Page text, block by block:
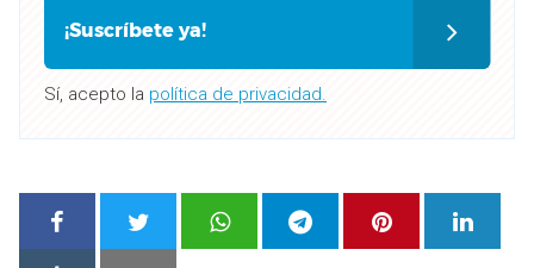
¡Suscríbete ya!
Sí, acepto la política de privacidad.